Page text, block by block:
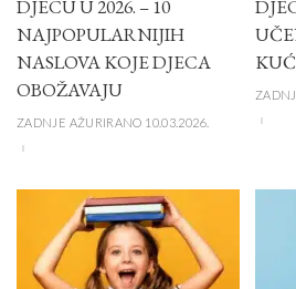
DJECU U 2026. – 10
NAJPOPULARNIJIH
NASLOVA KOJE DJECA
OBOŽAVAJU
ZADNJE AŽURIRANO 10.03.2026.